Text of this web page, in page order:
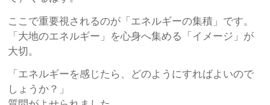
ここで重要視されるのが「エネルギーの集積」です。
「大地のエネルギー」を心身へ集める「イメージ」が
大切。
「エネルギーを感じたら、どのようにすればよいので
しょうか？」